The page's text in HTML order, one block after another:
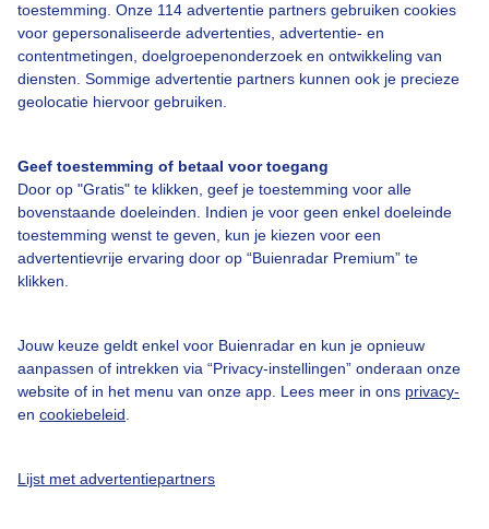
toestemming. Onze 114 advertentie partners gebruiken cookies
voor gepersonaliseerde advertenties, advertentie- en
contentmetingen, doelgroepenonderzoek en ontwikkeling van
diensten. Sommige advertentie partners kunnen ook je precieze
geolocatie hiervoor gebruiken.
Geef toestemming of betaal voor toegang
Door op "Gratis" te klikken, geef je toestemming voor alle
bovenstaande doeleinden. Indien je voor geen enkel doeleinde
toestemming wenst te geven, kun je kiezen voor een
advertentievrije ervaring door op “Buienradar Premium” te
klikken.
Jouw keuze geldt enkel voor Buienradar en kun je opnieuw
aanpassen of intrekken via “Privacy-instellingen” onderaan onze
website of in het menu van onze app. Lees meer in ons privacy-
en cookiebeleid
Lijst met advertentiepartners
Veelgestelde vragen
Contact
Toegankelijkheid
Adverteren
Buienradar Team
Privacy beleid
Cookie beleid
Gratis weerdata
Buienradar